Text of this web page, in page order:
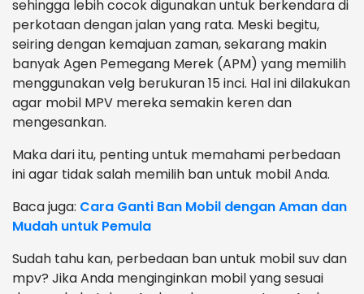
sehingga lebih cocok digunakan untuk berkendara di
perkotaan dengan jalan yang rata. Meski begitu,
seiring dengan kemajuan zaman, sekarang makin
banyak Agen Pemegang Merek (APM) yang memilih
menggunakan velg berukuran 15 inci. Hal ini dilakukan
agar mobil MPV mereka semakin keren dan
mengesankan.
Maka dari itu, penting untuk memahami perbedaan
ini agar tidak salah memilih ban untuk mobil Anda.
Baca juga: Cara Ganti Ban Mobil dengan Aman dan
Mudah untuk Pemula
Sudah tahu kan, perbedaan ban untuk mobil suv dan
mpv? Jika Anda menginginkan mobil yang sesuai